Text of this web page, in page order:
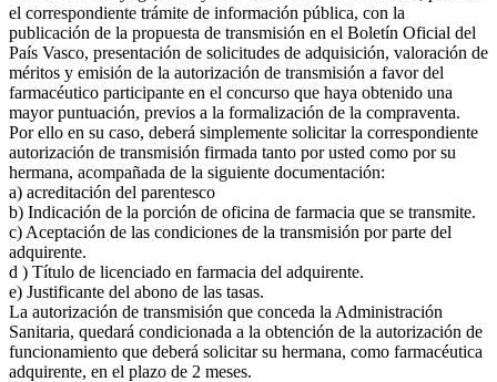
el correspondiente trámite de información pública, con la
publicación de la propuesta de transmisión en el Boletín Oficial del
País Vasco, presentación de solicitudes de adquisición, valoración de
méritos y emisión de la autorización de transmisión a favor del
farmacéutico participante en el concurso que haya obtenido una
mayor puntuación, previos a la formalización de la compraventa.
Por ello en su caso, deberá simplemente solicitar la correspondiente
autorización de transmisión firmada tanto por usted como por su
hermana, acompañada de la siguiente documentación:
a) acreditación del parentesco
b) Indicación de la porción de oficina de farmacia que se transmite.
c) Aceptación de las condiciones de la transmisión por parte del
adquirente.
d ) Título de licenciado en farmacia del adquirente.
e) Justificante del abono de las tasas.
La autorización de transmisión que conceda la Administración
Sanitaria, quedará condicionada a la obtención de la autorización de
funcionamiento que deberá solicitar su hermana, como farmacéutica
adquirente, en el plazo de 2 meses.